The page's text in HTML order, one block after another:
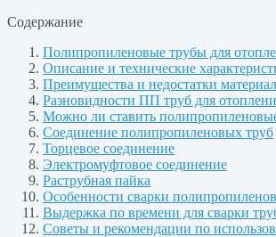
Содержание
Полипропиленовые трубы для
Описание и технические
Преимущества и недостатки
Разновидности ПП труб для
Можно ли ставить
Соединение полипропиленовых труб
Торцевое соединение
Электромуфтовое соединение
Раструбная пайка
Особенности сварки
Выдержка по времени для сварки
Советы и рекомендации по